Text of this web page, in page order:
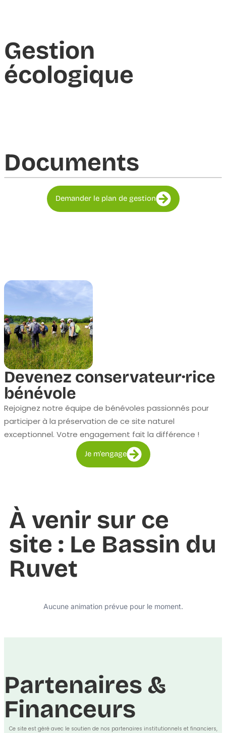
Gestion
écologique
Documents​
Demander le plan de gestion
Devenez conservateur·rice
bénévole
Rejoignez notre équipe de bénévoles passionnés pour
participer à la préservation de ce site naturel
exceptionnel. Votre engagement fait la différence !
Je m'engage
À venir sur ce
site : Le Bassin du
Ruvet
Aucune animation prévue pour le moment.
Partenaires &
Financeurs
Ce site est géré avec le soutien de nos partenaires institutionnels et financiers,